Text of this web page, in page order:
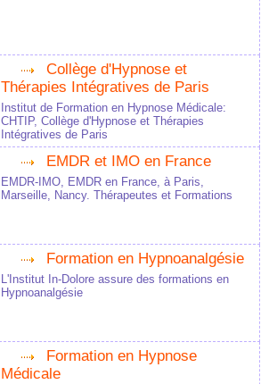
Collège d'Hypnose et
Thérapies Intégratives de Paris
Institut de Formation en Hypnose Médicale:
CHTIP, Collège d'Hypnose et Thérapies
Intégratives de Paris
EMDR et IMO en France
EMDR-IMO, EMDR en France, à Paris,
Marseille, Nancy. Thérapeutes et Formations
Formation en Hypnoanalgésie
L'Institut In-Dolore assure des formations en
Hypnoanalgésie
Formation en Hypnose
Médicale